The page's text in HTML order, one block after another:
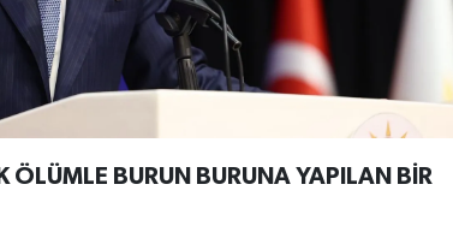
BURUN BURUNA YAPILAN BİR